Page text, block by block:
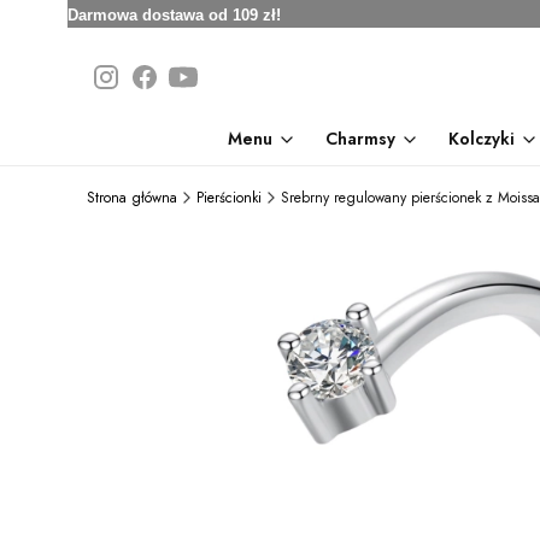
Darmowa dostawa od 109 zł!
Menu Charmsy Kolczyki
Strona główna Pierścionki Srebrny regulowany pierścionek z